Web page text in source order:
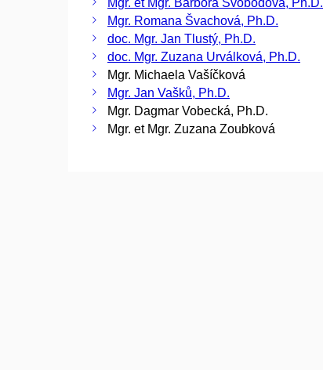
Mgr. Romana Švachová, Ph.D.
doc. Mgr. Jan Tlustý, Ph.D.
doc. Mgr. Zuzana Urválková, Ph.D.
Mgr. Michaela Vašíčková
Mgr. Jan Vašků, Ph.D.
Mgr. Dagmar Vobecká, Ph.D.
Mgr. et Mgr. Zuzana Zoubková